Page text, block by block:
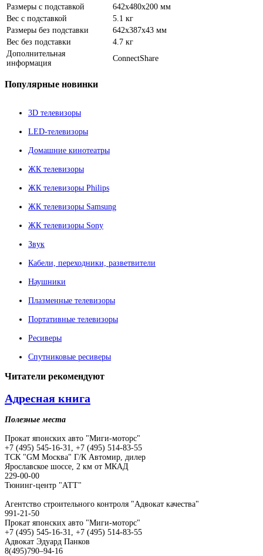
Размеры с подставкой
642x480x200 мм
Вес с подставкой
5.1 кг
Размеры без подставки
642x387x43 мм
Вес без подставки
4.7 кг
Дополнительная
информация
ConnectShare
Популярные новинки
3D телевизоры
LED-телевизоры
Домашние кинотеатры
ЖК телевизоры
ЖК телевизоры Philips
ЖК телевизоры Samsung
ЖК телевизоры Sony
Звук
Кабели, переходники, разветвители
Наушники
Плазменные телевизоры
Портативные телевизоры
Ресиверы
Спутниковые ресиверы
Читатели рекомендуют
Адресная книга
Полезные места
Прокат японских авто "Миги-моторс"
+7 (495) 545-16-31, +7 (495) 514-83-55
ТСК "GM Москва" Г/К Автомир, дилер
Ярославское шоссе, 2 км от МКАД
229-00-00
Тюнинг-центр "АТТ"
Агентство строительного контроля "Адвокат качества"
991-21-50
Прокат японских авто "Миги-моторс"
+7 (495) 545-16-31, +7 (495) 514-83-55
Адвокат Эдуард Панков
8(495)790–94-16